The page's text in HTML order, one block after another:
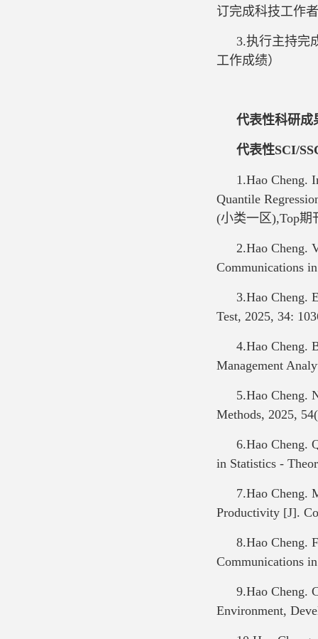
订完成科技工作
3.执行主持完
工作成绩）
代表性科研成
代表性SCI/
1.Hao Cheng.
Quantile
(小类一区),Top期
2.Hao Cheng.
Communications
3.Hao Cheng.
Test, 2025, 34:
4.Hao Cheng.
Management
5.Hao Cheng.
Methods, 2025,
6.Hao Cheng.
in Statistics -
7.Hao Cheng.
Productivity [J].
8.Hao Cheng.
Communications
9.Hao Cheng.
Environment,